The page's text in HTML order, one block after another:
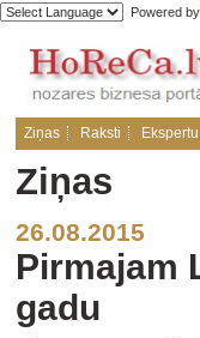
Powered by
Ziņas Raksti
Ziņas
26.08.2015
Pirmajam
gadu